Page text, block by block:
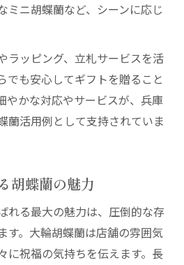
ミニ胡蝶蘭など、シーンに応じ
ラッピング、立札サービスを活
でも安心してギフトを贈ること
やかな対応やサービスが、兵庫
蘭活用例として支持されていま
胡蝶蘭の魅力
れる最大の魅力は、圧倒的な存
す。大輪胡蝶蘭は店舗の雰囲気
に祝福の気持ちを伝えます。長